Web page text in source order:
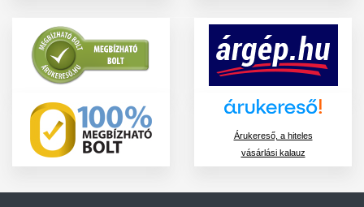
Árukereső, a hiteles
vásárlási kalauz